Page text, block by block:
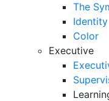
The
Identity
Color
Executive